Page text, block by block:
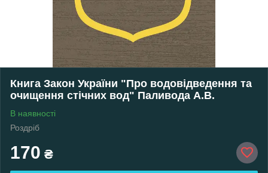
Книга Закон України "Про водовідведення та
очищення стічних вод" Паливода А.В.
В наявності
Роздріб
170 ₴